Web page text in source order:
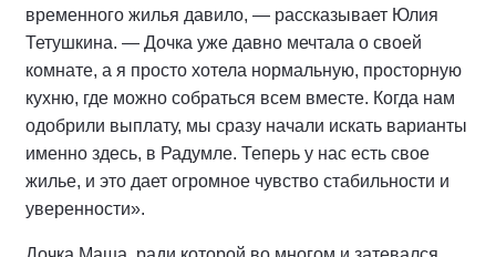
временного жилья давило, — рассказывает Юлия
Тетушкина. — Дочка уже давно мечтала о своей
комнате, а я просто хотела нормальную, просторную
кухню, где можно собраться всем вместе. Когда нам
одобрили выплату, мы сразу начали искать варианты
именно здесь, в Радумле. Теперь у нас есть свое
жилье, и это дает огромное чувство стабильности и
уверенности».